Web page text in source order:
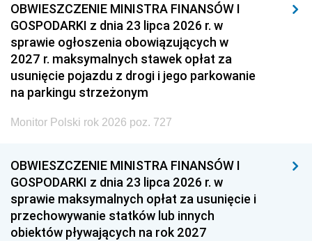
OBWIESZCZENIE MINISTRA FINANSÓW I
GOSPODARKI z dnia 23 lipca 2026 r. w
sprawie ogłoszenia obowiązujących w
2027 r. maksymalnych stawek opłat za
usunięcie pojazdu z drogi i jego parkowanie
na parkingu strzeżonym
Monitor Polski rok 2026 poz. 727
OBWIESZCZENIE MINISTRA FINANSÓW I
GOSPODARKI z dnia 23 lipca 2026 r. w
sprawie maksymalnych opłat za usunięcie i
przechowywanie statków lub innych
obiektów pływających na rok 2027